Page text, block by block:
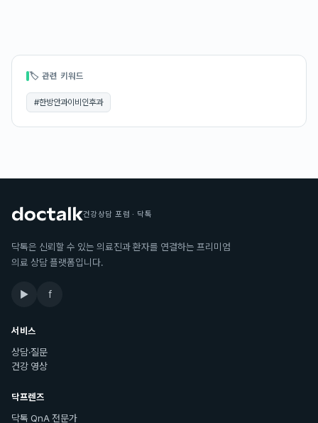
🏷 관련 키워드
#한방안과이비인후과
건강상담 포럼 · 닥톡
닥톡은 신뢰할 수 있는 의료진과 환자를 연결하는 프리미엄
의료 상담 플랫폼입니다.
▶ f
서비스
상담·질문
건강 영상
닥프렌즈
닥톡 QnA 전문가